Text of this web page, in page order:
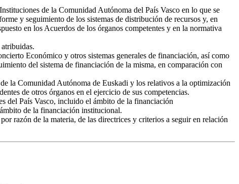
de la Comunidad Autónoma del País Vasco en lo que se
y seguimiento de los sistemas de distribución de recursos y, en
en los Acuerdos de los órganos competentes y en la normativa
Económico y otros sistemas generales de financiación, así como
del sistema de financiación de la misma, en comparación con
la Comunidad Autónoma de Euskadi y los relativos a la optimización
de otros órganos en el ejercicio de sus competencias.
del País Vasco, incluido el ámbito de la financiación
de la financiación institucional.
razón de la materia, de las directrices y criterios a seguir en relación